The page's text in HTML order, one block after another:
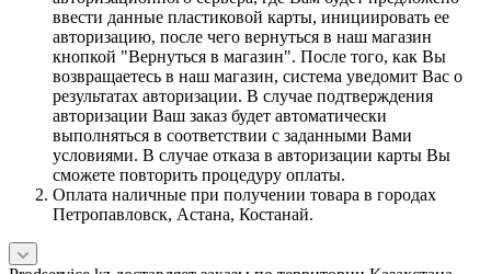
ввести данные пластиковой карты, инициировать ее
авторизацию, после чего вернуться в наш магазин
кнопкой "Вернуться в магазин". После того, как Вы
возвращаетесь в наш магазин, система уведомит Вас о
результатах авторизации. В случае подтверждения
авторизации Ваш заказ будет автоматически
выполняться в соответствии с заданными Вами
условиями. В случае отказа в авторизации карты Вы
сможете повторить процедуру оплаты.
Оплата наличные при получении товара в городах
Петропавловск, Астана, Костанай.